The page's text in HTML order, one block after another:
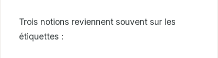
Trois notions reviennent souvent sur les
étiquettes :